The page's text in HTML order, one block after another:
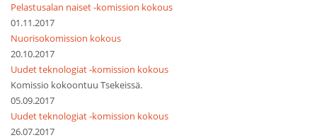
Pelastusalan naiset -komission kokous
01.11.2017
Nuorisokomission kokous
20.10.2017
Uudet teknologiat -komission kokous
Komissio kokoontuu Tsekeissä.
05.09.2017
Uudet teknologiat -komission kokous
26.07.2017